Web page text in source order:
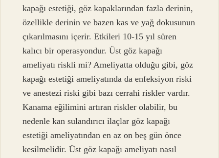
kapağı estetiği, göz kapaklarından fazla derinin,
özellikle derinin ve bazen kas ve yağ dokusunun
çıkarılmasını içerir. Etkileri 10-15 yıl süren
kalıcı bir operasyondur. Üst göz kapağı
ameliyatı riskli mi? Ameliyatta olduğu gibi, göz
kapağı estetiği ameliyatında da enfeksiyon riski
ve anestezi riski gibi bazı cerrahi riskler vardır.
Kanama eğilimini artıran riskler olabilir, bu
nedenle kan sulandırıcı ilaçlar göz kapağı
estetiği ameliyatından en az on beş gün önce
kesilmelidir. Üst göz kapağı ameliyatı nasıl